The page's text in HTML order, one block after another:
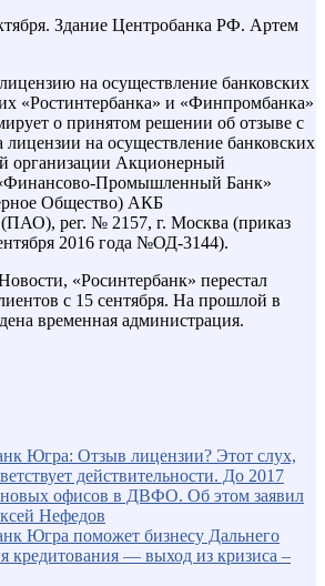
Здание Центробанка РФ. Артем
на осуществление банковских
«Ростинтербанка» и «Финпромбанка»
о принятом решении об отзыве с
лицензии на осуществление банковских
организации Акционерный
Промышленный Банк»
Общество) АКБ
рег. № 2157, г. Москва (приказ
2016 года №ОД-3144).
«Росинтербанк» перестал
с 15 сентября. На прошлой в
временная администрация.
Югра: Отзыв лицензии? Этот слух,
действительности. До 2017
новых офисов в ДВФО. Об этом заявил
Нефедов
Югра поможет бизнесу Дальнего
кредитования — выход из кризиса –